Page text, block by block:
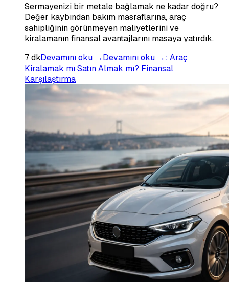
Sermayenizi bir metale bağlamak ne kadar doğru?
Değer kaybından bakım masraflarına, araç
sahipliğinin görünmeyen maliyetlerini ve
kiralamanın finansal avantajlarını masaya yatırdık.
7dkDevamını oku →Devamını oku →: Araç
Kiralamak mı Satın Almak mı? Finansal
Karşılaştırma